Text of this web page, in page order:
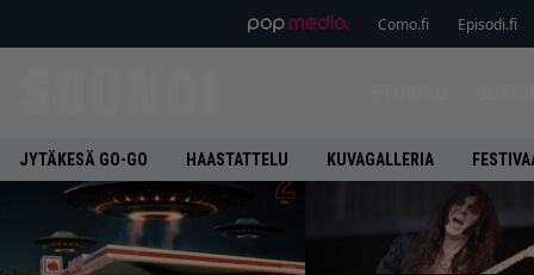
Como.fi Episodi.fi
JYTÄKESÄ GO-GO HAASTATTELU KUVAGALLERIA